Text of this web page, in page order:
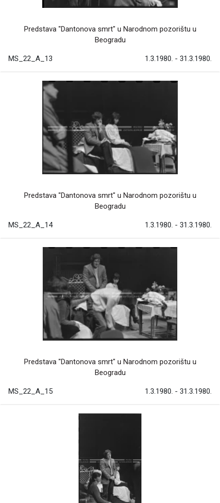
Predstava "Dantonova smrt" u Narodnom pozorištu u
Beogradu
MS_22_A_13 1.3.1980. - 31.3.1980.
Predstava "Dantonova smrt" u Narodnom pozorištu u
Beogradu
MS_22_A_14 1.3.1980. - 31.3.1980.
Predstava "Dantonova smrt" u Narodnom pozorištu u
Beogradu
MS_22_A_15 1.3.1980. - 31.3.1980.